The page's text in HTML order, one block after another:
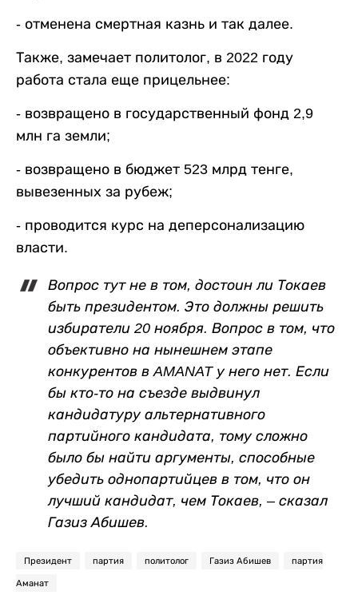
- отменена смертная казнь и так далее.
Также, замечает политолог, в 2022 году
работа стала еще прицельнее:
- возвращено в государственный фонд 2,9
млн га земли;
- возвращено в бюджет 523 млрд тенге,
вывезенных за рубеж;
- проводится курс на деперсонализацию
власти.
Вопрос тут не в том, достоин ли Токаев
быть президентом. Это должны решить
избиратели 20 ноября. Вопрос в том, что
объективно на нынешнем этапе
конкурентов в AMANAT у него нет. Если
бы кто-то на съезде выдвинул
кандидатуру альтернативного
партийного кандидата, тому сложно
было бы найти аргументы, способные
убедить однопартийцев в том, что он
лучший кандидат, чем Токаев, – сказал
Газиз Абишев.
Президент партия политолог Газиз Абишев партия
Аманат